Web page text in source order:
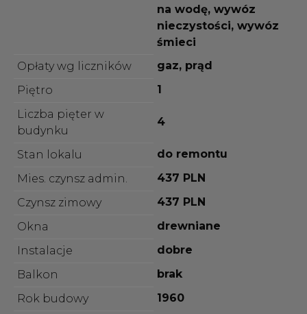
na wodę, wywóz
nieczystości, wywóz
śmieci
Opłaty wg liczników
gaz, prąd
Piętro
1
Liczba pięter w
budynku
4
Stan lokalu
do remontu
Mies. czynsz admin.
437 PLN
Czynsz zimowy
437 PLN
Okna
drewniane
Instalacje
dobre
Balkon
brak
Rok budowy
1960